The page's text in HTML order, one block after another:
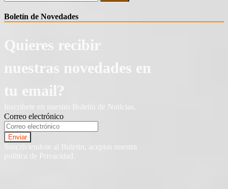
Boletín de Novedades
Quieres recibir
nuestras novedades en
tu email?
Inscríbete en nuestro Boletín de Noticias.
Correo electrónico
Suscriviendote al Boletin, aceptas nuestra
politica de Privacidad.